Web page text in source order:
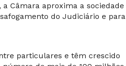
Câmara aproxima a sociedade
do Judiciário e para
particulares e têm crescido